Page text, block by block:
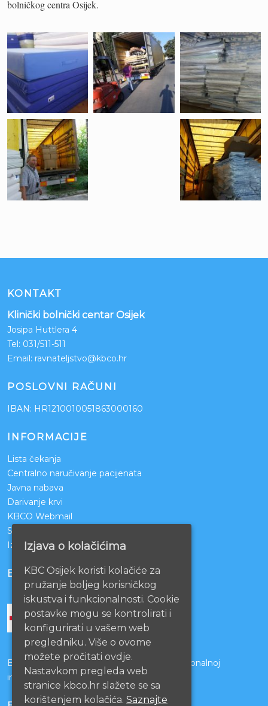
bolničkog centra Osijek.
KONTAKT
Klinički bolnički centar Osijek
Josipa Huttlera 4
Tel: 031/511-511
Email: ravnateljstvo@kbco.hr
POSLOVNI RAČUNI
IBAN: HR1210010051863000160
INFORMACIJE
Lista čekanja
Centralno naručivanje pacijenata
Javna nabava
Darivanje krvi
KBCO Webmail
Sestrinstvo KBC Osijek
Izjava o pristupačnosti mrežnih stranica
BOLNICE PARTNERI
Bolnice s kojima je potpisan ugovor o funkcionalnoj
integraciji
Izjava o kolačićima
KBC Osijek koristi kolačiće za
pružanje boljeg korisničkog
iskustva i funkcionalnosti. Cookie
postavke mogu se kontrolirati i
konfigurirati u vašem web
pregledniku. Više o ovome
možete pročitati ovdje.
Nastavkom pregleda web
stranice kbco.hr slažete se sa
korištenjem kolačića. Saznajte